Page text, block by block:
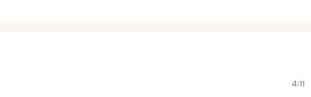
4:11